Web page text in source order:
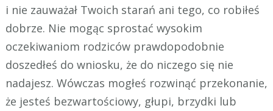
i nie zauważał Twoich starań ani tego, co robiłeś
dobrze. Nie mogąc sprostać wysokim
oczekiwaniom rodziców prawdopodobnie
doszedłeś do wniosku, że do niczego się nie
nadajesz. Wówczas mogłeś rozwinąć przekonanie,
że jesteś bezwartościowy, głupi, brzydki lub